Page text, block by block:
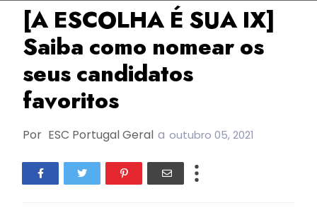
[A ESCOLHA É SUA IX]
Saiba como nomear os
seus candidatos
favoritos
Por ESC Portugal Geral a outubro 05, 2021